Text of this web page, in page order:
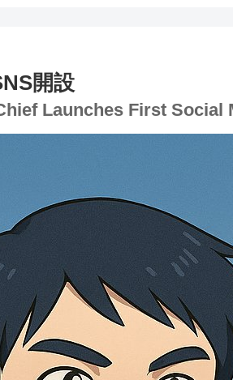
開設
Launches First Social